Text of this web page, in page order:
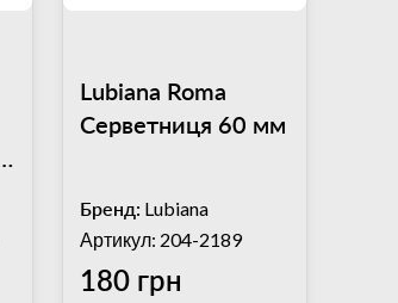
Lubiana Roma
Серветниця 60 мм
Бренд: Lubiana
Артикул: 204-2189
180 грн